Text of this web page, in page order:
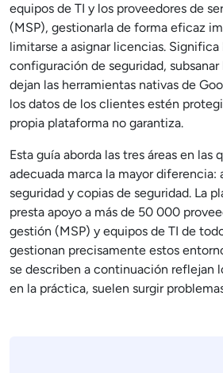
equipos de TI y los proveedores de
(MSP), gestionarla de forma eficaz
limitarse a asignar licencias.
configuración de seguridad,
dejan las herramientas nativas de
los datos de los clientes estén
propia plataforma no garantiza.
Esta guía aborda las tres áreas en las
adecuada marca la mayor diferencia:
seguridad y copias de seguridad. La
presta apoyo a más de 50 000
gestión (MSP) y equipos de TI de
gestionan precisamente estos
se describen a continuación reflejan
en la práctica, suelen surgir